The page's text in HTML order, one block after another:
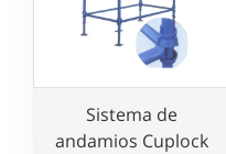
Sistema de
andamios Cuplock